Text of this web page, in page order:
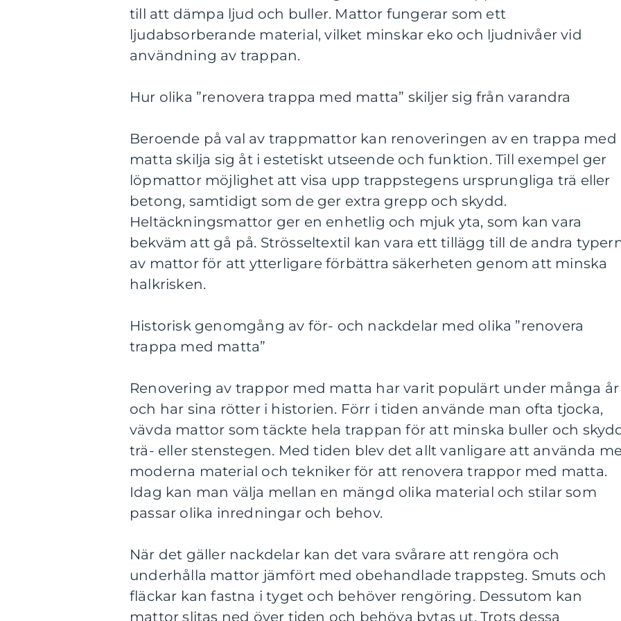
till att dämpa ljud och buller. Mattor fungerar som ett
ljudabsorberande material, vilket minskar eko och ljudnivåer vid
användning av trappan.
Hur olika ”renovera trappa med matta” skiljer sig från varandra
Beroende på val av trappmattor kan renoveringen av en trappa med
matta skilja sig åt i estetiskt utseende och funktion. Till exempel ger
löpmattor möjlighet att visa upp trappstegens ursprungliga trä eller
betong, samtidigt som de ger extra grepp och skydd.
Heltäckningsmattor ger en enhetlig och mjuk yta, som kan vara
bekväm att gå på. Strösseltextil kan vara ett tillägg till de andra
av mattor för att ytterligare förbättra säkerheten genom att minska
halkrisken.
Historisk genomgång av för- och nackdelar med olika ”renovera
trappa med matta”
Renovering av trappor med matta har varit populärt under många år
och har sina rötter i historien. Förr i tiden använde man ofta tjocka,
vävda mattor som täckte hela trappan för att minska buller och
trä- eller stenstegen. Med tiden blev det allt vanligare att använda
moderna material och tekniker för att renovera trappor med matta.
Idag kan man välja mellan en mängd olika material och stilar som
passar olika inredningar och behov.
När det gäller nackdelar kan det vara svårare att rengöra och
underhålla mattor jämfört med obehandlade trappsteg. Smuts och
fläckar kan fastna i tyget och behöver rengöring. Dessutom kan
mattor slitas ned över tiden och behöva bytas ut. Trots dessa